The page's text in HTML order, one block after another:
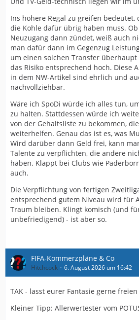
Ins höhere Regal zu greifen bedeutet,
die Kohle dafür übrig haben muss.
Neuzugang dann zündet, weiß auch
man dafür dann im Gegenzug
um einen solchen Transfer
das Risiko entsprechend hoch. Diese
in dem NW-Artikel sind ehrlich und
nachvollziehbar.
Wäre ich SpoDi würde ich alles tun,
zu halten. Stattdessen würde ich
von der Gehaltsliste zu bekommen,
weiterhelfen. Genau das ist es, was
Wird darüber dann Geld frei, kann
Talente zu verpflichten, die andere
haben. Klappt bei Clubs wie
auch.
Die Verpflichtung von fertigen
entsprechend gutem Niveau wird für
Traum bleiben. Klingt komisch (und
unbefriedigend) - ist aber so.
FIFA-Kommerzpläne & Co
Hitchcock 6. August 2026 um 16:42
TAK - lasst eurer Fantasie gerne
Kleiner Tipp: Allerwertester vom